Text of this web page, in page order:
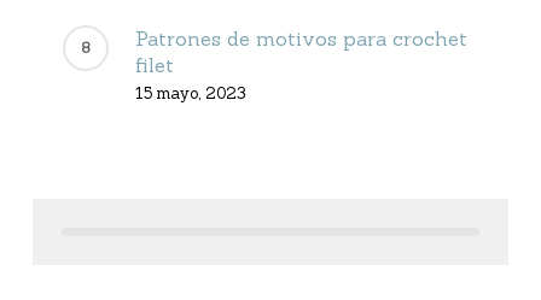
Patrones de motivos para crochet
filet
15 mayo, 2023